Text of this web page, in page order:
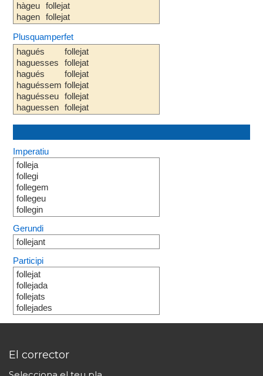
hàgeu
hagen
follejat
follejat
Plusquamperfet
hagués
haguesses
hagués
haguéssem
haguésseu
haguessen
follejat
follejat
follejat
follejat
follejat
follejat
Imperatiu
folleja
follegi
follegem
follegeu
follegin
Gerundi
follejant
Participi
follejat
follejada
follejats
follejades
El corrector